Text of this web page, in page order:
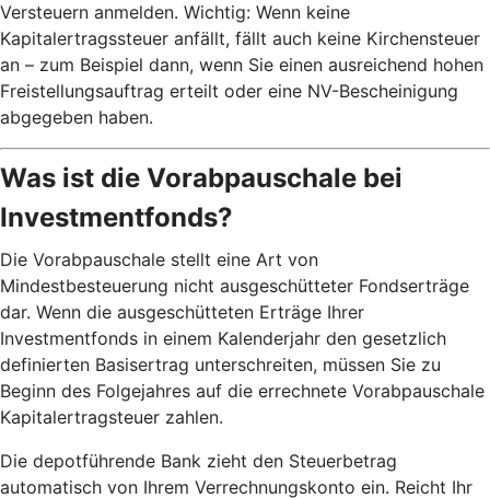
Versteuern anmelden. Wichtig: Wenn keine
Kapitalertragssteuer anfällt, fällt auch keine Kirchensteuer
an – zum Beispiel dann, wenn Sie einen ausreichend hohen
Freistellungsauftrag erteilt oder eine NV-Bescheinigung
abgegeben haben.
Was ist die Vorabpauschale bei
Investmentfonds?
Die Vorabpauschale stellt eine Art von
Mindestbesteuerung nicht ausgeschütteter Fondserträge
dar. Wenn die ausgeschütteten Erträge Ihrer
Investmentfonds in einem Kalenderjahr den gesetzlich
definierten Basisertrag unterschreiten, müssen Sie zu
Beginn des Folgejahres auf die errechnete Vorabpauschale
Kapitalertragsteuer zahlen.
Die depotführende Bank zieht den Steuerbetrag
automatisch von Ihrem Verrechnungskonto ein. Reicht Ihr